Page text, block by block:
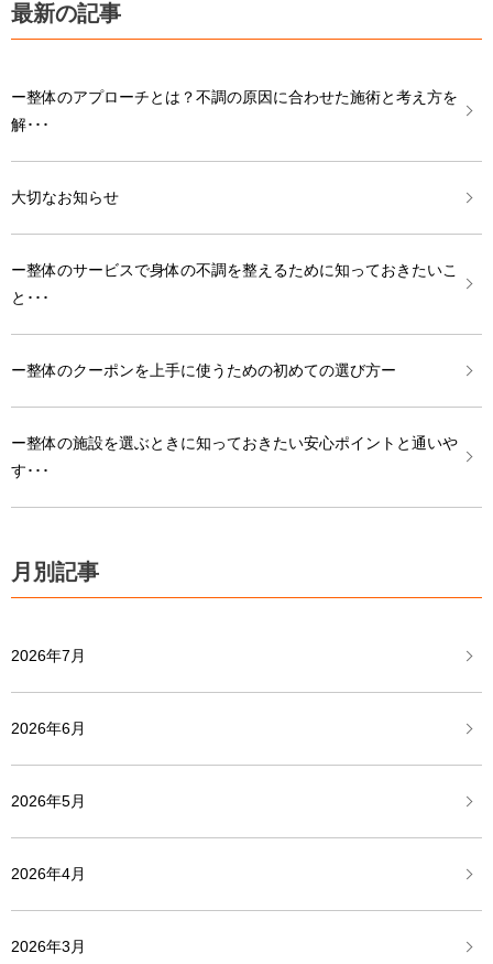
最新の記事
ー整体のアプローチとは？不調の原因に合わせた施術と考え方を
解･･･
大切なお知らせ
ー整体のサービスで身体の不調を整えるために知っておきたいこ
と･･･
ー整体のクーポンを上手に使うための初めての選び方ー
ー整体の施設を選ぶときに知っておきたい安心ポイントと通いや
す･･･
月別記事
2026年7月
2026年6月
2026年5月
2026年4月
2026年3月